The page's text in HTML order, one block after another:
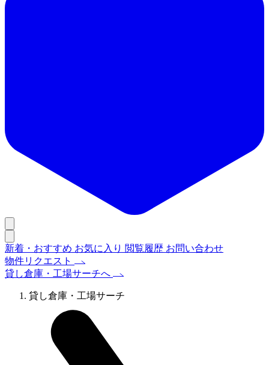
新着・おすすめ お気に入り 閲覧履歴 お問い合わせ
物件リクエスト
貸し倉庫・工場サーチへ
貸し倉庫・工場サーチ